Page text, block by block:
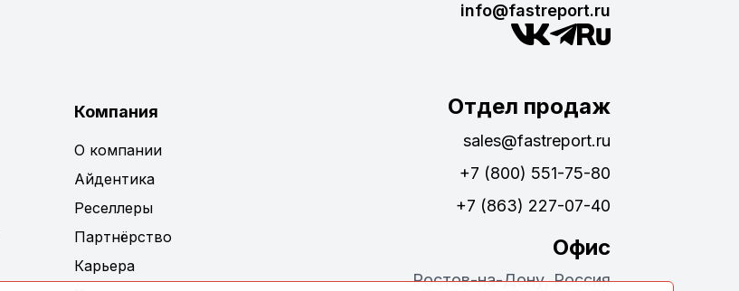
info@fastreport.ru
Отдел продаж
sales@fastreport.ru
+7 (800) 551-75-80
+7 (863) 227-07-40
Офис
Ростов-на-Дону, Россия
Компания
О компании
Айдентика
Реселлеры
Партнёрство
Карьера